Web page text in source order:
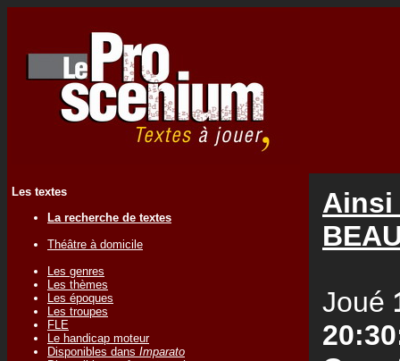
Les textes
La recherche de textes
Théâtre à domicile
Les genres
Les thèmes
Les époques
Les troupes
FLE
Le handicap moteur
Disponibles dans Imparato
Ainsi
Joué